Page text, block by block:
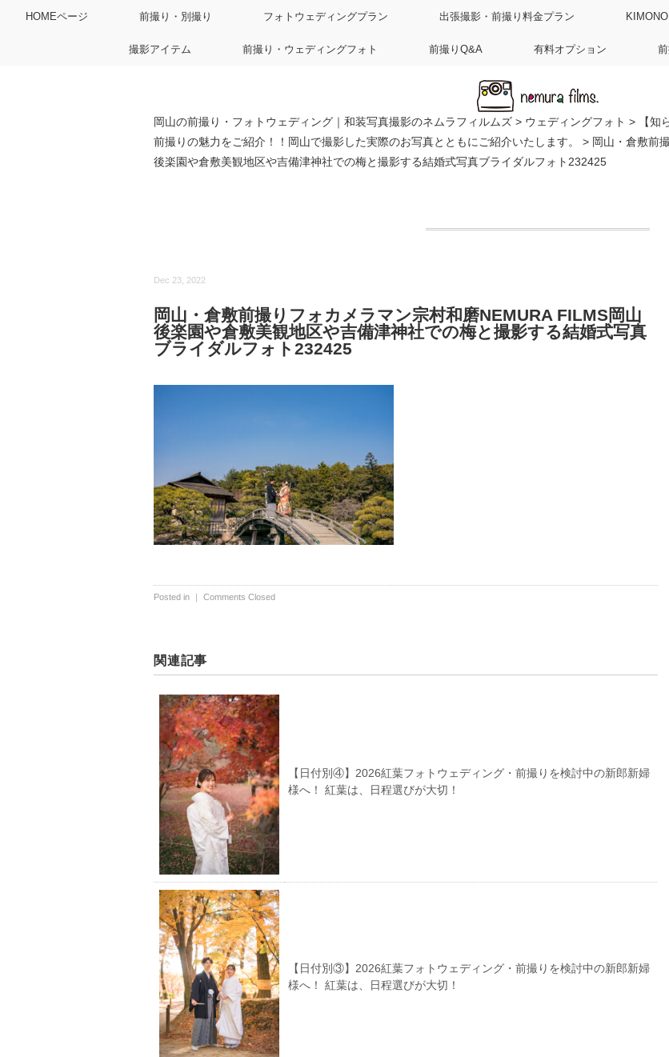
HOMEページ 前撮り・別撮り フォトウェディングプラン 出張撮影・前撮り料金プラン KIMONO
撮影アイテム 前撮り・ウェディングフォト 前撮りQ&A 有料オプション
岡山の前撮り・フォトウェディング｜和装写真撮影のネムラフィルムズ > ウェディングフォト >
【
前撮りの魅力をご紹介！！岡山で撮影した実際のお写真とともにご紹介いたします。
> 岡山・倉敷前
後楽園や倉敷美観地区や吉備津神社での梅と撮影する結婚式写真ブライダルフォト232425
Dec 23, 2022
岡山・倉敷前撮りフォカメラマン宗村和磨NEMURA FILMS岡山
後楽園や倉敷美観地区や吉備津神社での梅と撮影する結婚式写真
ブライダルフォト232425
Posted in ｜ Comments Closed
関連記事
【日付別④】2026紅葉フォトウェディング・前撮りを検討中の新郎新婦
様へ！ 紅葉は、日程選びが大切！
【日付別③】2026紅葉フォトウェディング・前撮りを検討中の新郎新婦
様へ！ 紅葉は、日程選びが大切！